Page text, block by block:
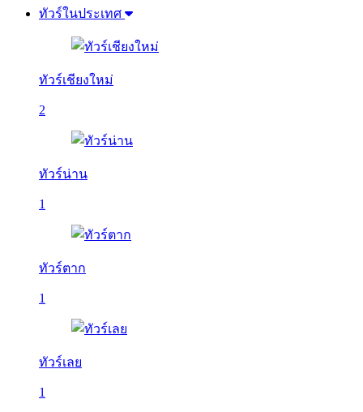
ทัวร์ในประเทศ
ทัวร์เชียงใหม่
2
ทัวร์น่าน
1
ทัวร์ตาก
1
ทัวร์เลย
1